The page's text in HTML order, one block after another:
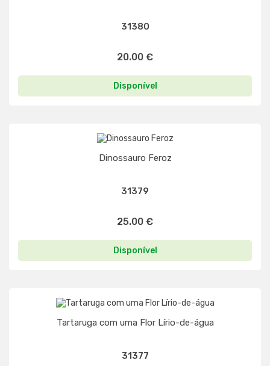
31380
20.00 €
Disponível
Dinossauro Feroz
31379
25.00 €
Disponível
Tartaruga com uma Flor Lírio-de-água
31377